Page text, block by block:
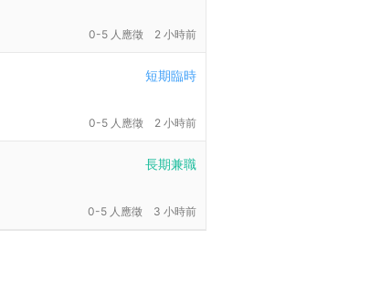
0-5 人應徵 2 小時前
短期臨時
0-5 人應徵 2 小時前
長期兼職
0-5 人應徵 3 小時前